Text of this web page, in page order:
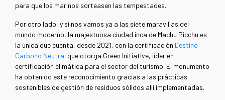
para que los marinos sorteasen las tempestades.
Por otro lado, y si nos vamos ya a las siete maravillas del
mundo moderno, la majestuosa ciudad inca de Machu Picchu es
la única que cuenta, desde 2021, con la certificación Destino
Carbono Neutral que otorga Green Initiative, líder en
certificación climática para el sector del turismo. El monumento
ha obtenido este reconocimiento gracias a las prácticas
sostenibles de gestión de residuos sólidos allí implementadas.